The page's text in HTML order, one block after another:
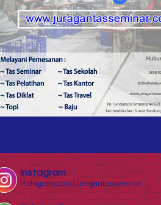
Instagram
instagram.com/juragantasseminar